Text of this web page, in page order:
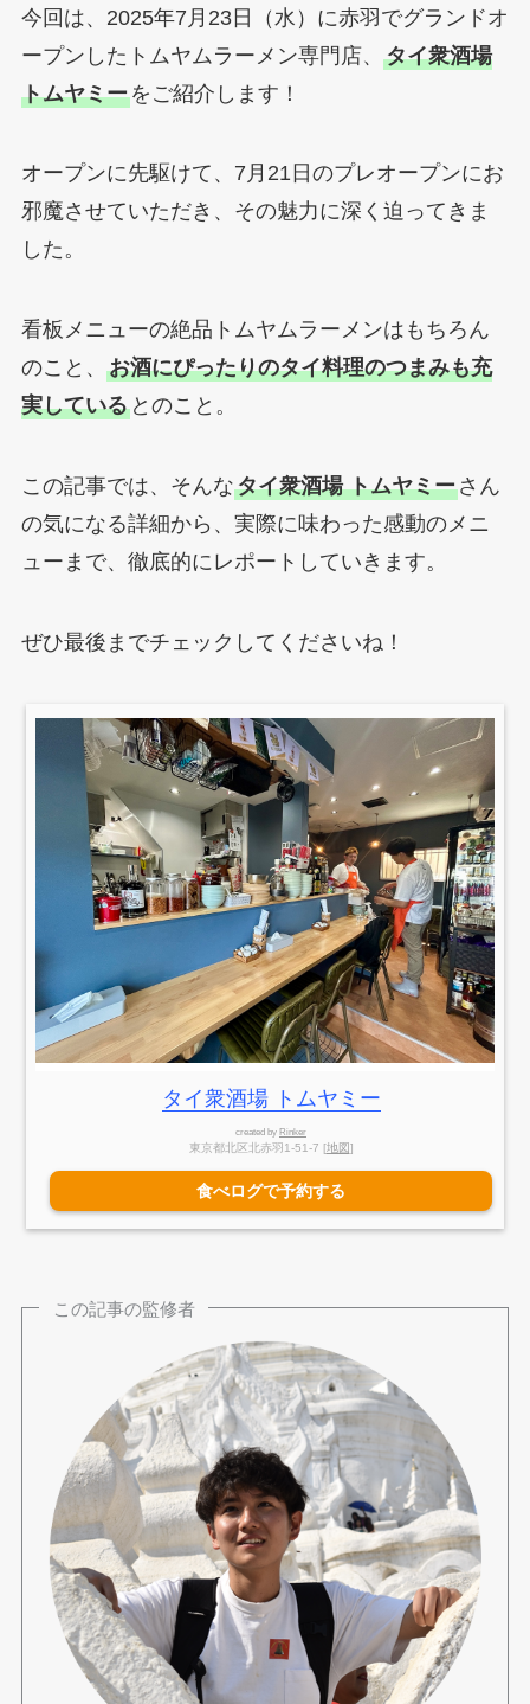
今回は、2025年7月23日（水）に赤羽でグランドオ
ープンしたトムヤムラーメン専門店、 タイ衆酒場
トムヤミーをご紹介します！
オープンに先駆けて、7月21日のプレオープンにお
邪魔させていただき、その魅力に深く迫ってきま
した。
看板メニューの絶品トムヤムラーメンはもちろん
のこと、 お酒にぴったりのタイ料理のつまみも充
実しているとのこと。
この記事では、そんなタイ衆酒場 トムヤミーさん
の気になる詳細から、実際に味わった感動のメニ
ューまで、徹底的にレポートしていきます。
ぜひ最後までチェックしてくださいね！
タイ衆酒場 トムヤミー
created by Rinker
東京都北区北赤羽1-51-7 [地図]
食べログで予約する
この記事の監修者